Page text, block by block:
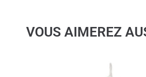
VOUS AIMEREZ